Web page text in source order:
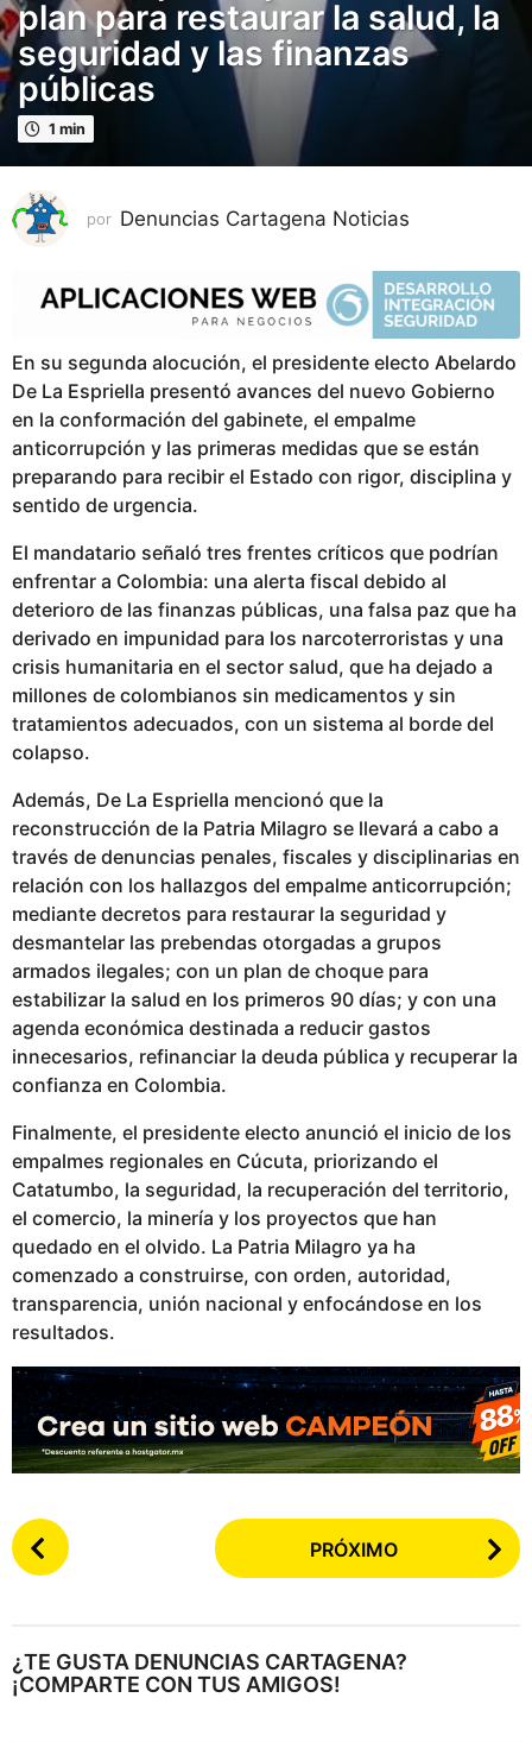
p
u
b
l
i
c
d
s
p
u
b
l
i
a
d
o
plan para restaurar la salud, la
seguridad y las finanzas
públicas
1 min
por Denuncias Cartagena Noticias
En su segunda alocución, el presidente electo Abelardo
De La Espriella presentó avances del nuevo Gobierno
en la conformación del gabinete, el empalme
anticorrupción y las primeras medidas que se están
preparando para recibir el Estado con rigor, disciplina y
sentido de urgencia.
El mandatario señaló tres frentes críticos que podrían
enfrentar a Colombia: una alerta fiscal debido al
deterioro de las finanzas públicas, una falsa paz que ha
derivado en impunidad para los narcoterroristas y una
crisis humanitaria en el sector salud, que ha dejado a
millones de colombianos sin medicamentos y sin
tratamientos adecuados, con un sistema al borde del
colapso.
Además, De La Espriella mencionó que la
reconstrucción de la Patria Milagro se llevará a cabo a
través de denuncias penales, fiscales y disciplinarias en
relación con los hallazgos del empalme anticorrupción;
mediante decretos para restaurar la seguridad y
desmantelar las prebendas otorgadas a grupos
armados ilegales; con un plan de choque para
estabilizar la salud en los primeros 90 días; y con una
agenda económica destinada a reducir gastos
innecesarios, refinanciar la deuda pública y recuperar la
confianza en Colombia.
Finalmente, el presidente electo anunció el inicio de los
empalmes regionales en Cúcuta, priorizando el
Catatumbo, la seguridad, la recuperación del territorio,
el comercio, la minería y los proyectos que han
quedado en el olvido. La Patria Milagro ya ha
comenzado a construirse, con orden, autoridad,
transparencia, unión nacional y enfocándose en los
resultados.
P
o
e
a
PRÓXIMO
¿TE GUSTA DENUNCIAS CARTAGENA?
¡COMPARTE CON TUS AMIGOS!